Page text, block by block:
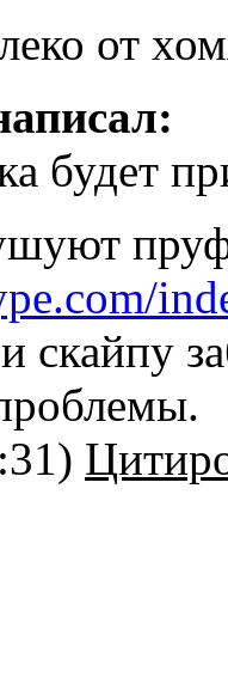
от
будет
скайпу